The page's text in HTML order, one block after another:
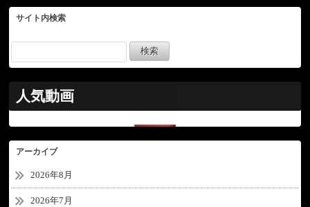
サイト内検索
人気動画
アーカイブ
2026年8月
2026年7月